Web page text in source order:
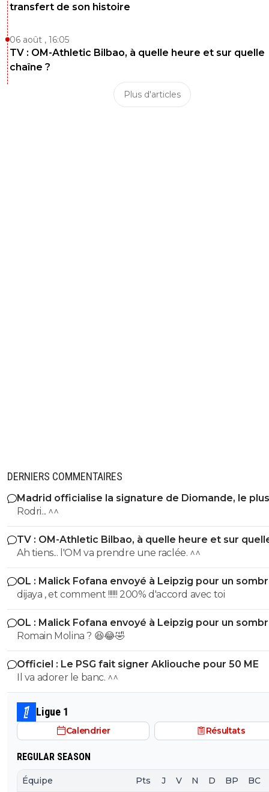
transfert de son histoire
06 août , 16:05
TV : OM-Athletic Bilbao, à quelle heure et sur quelle
chaîne ?
Plus d'articles
DERNIERS COMMENTAIRES
Madrid officialise la signature de Diomande, le
transfert de son histoire
Rodri... ^^
TV : OM-Athletic Bilbao, à quelle heure et sur
chaîne ?
Ah tiens... l'OM va prendre une raclée. ^^
OL : Malick Fofana envoyé à Leipzig pour un
accord
dijaya , et comment !!!!!! 200% d'accord avec toi
OL : Malick Fofana envoyé à Leipzig pour un
accord
Romain Molina ? 😆😂🤣
Officiel : Le PSG fait signer Akliouche pour 50 ME
Il va adorer le banc. ^^
Ligue 1
Calendrier Résultats
REGULAR SEASON
Équipe Pts J V N D BP BC